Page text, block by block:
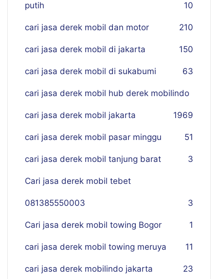
putih 10
cari jasa derek mobil dan motor 210
cari jasa derek mobil di jakarta 150
cari jasa derek mobil di sukabumi 63
cari jasa derek mobil hub derek mobilindo
69
cari jasa derek mobil jakarta 19
cari jasa derek mobil pasar minggu 51
cari jasa derek mobil tanjung barat 3
Cari jasa derek mobil tebet
081385550003 3
Cari jasa derek mobil towing Bogor 1
cari jasa derek mobil towing meruya 11
cari jasa derek mobilindo jakarta 23